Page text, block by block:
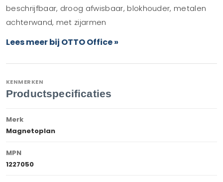
beschrijfbaar, droog afwisbaar, blokhouder, metalen
achterwand, met zijarmen
Lees meer bij OTTO Office »
KENMERKEN
Productspecificaties
Merk
Magnetoplan
MPN
1227050